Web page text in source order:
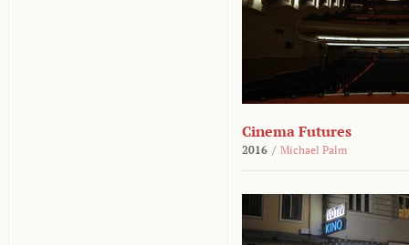
Cinema Futures
2016 / Michael Palm